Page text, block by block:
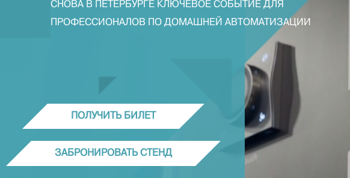
СНОВА В ПЕТЕРБУРГЕ КЛЮЧЕВОЕ СОБЫТИЕ ДЛЯ
ПРОФЕССИОНАЛОВ ПО ДОМАШНЕЙ АВТОМАТИЗАЦИИ
ПОЛУЧИТЬ БИЛЕТ
ЗАБРОНИРОВАТЬ СТЕНД